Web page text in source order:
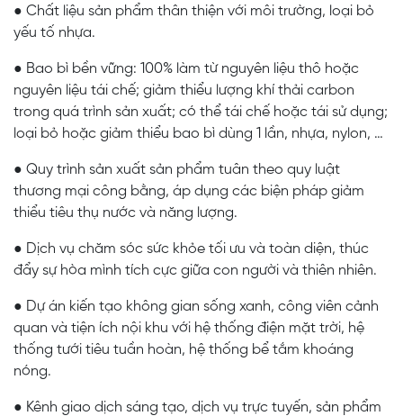
● Chất liệu sản phẩm thân thiện với môi trường, loại bỏ
yếu tố nhựa.
● Bao bì bền vững: 100% làm từ nguyên liệu thô hoặc
nguyên liệu tái chế; giảm thiểu lượng khí thải carbon
trong quá trình sản xuất; có thể tái chế hoặc tái sử dụng;
loại bỏ hoặc giảm thiểu bao bì dùng 1 lần, nhựa, nylon, …
● Quy trình sản xuất sản phẩm tuân theo quy luật
thương mại công bằng, áp dụng các biện pháp giảm
thiểu tiêu thụ nước và năng lượng.
● Dịch vụ chăm sóc sức khỏe tối ưu và toàn diện, thúc
đẩy sự hòa mình tích cực giữa con người và thiên nhiên.
● Dự án kiến tạo không gian sống xanh, công viên cảnh
quan và tiện ích nội khu với hệ thống điện mặt trời, hệ
thống tưới tiêu tuần hoàn, hệ thống bể tắm khoáng
nóng.
● Kênh giao dịch sáng tạo, dịch vụ trực tuyến, sản phẩm